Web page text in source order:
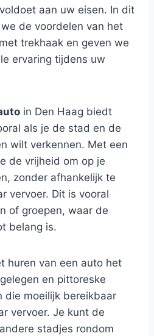
aan uw eisen. In dit
de voordelen van het
trekhaak en geven we
ervaring tijdens uw
in Den Haag biedt
als je de stad en de
wilt verkennen. Met een
de vrijheid om op je
zonder afhankelijk te
vervoer. Dit is vooral
of groepen, waar de
belang is.
huren van een auto het
en pittoreske
die moeilijk bereikbaar
vervoer. Je kunt de
stadjes rondom